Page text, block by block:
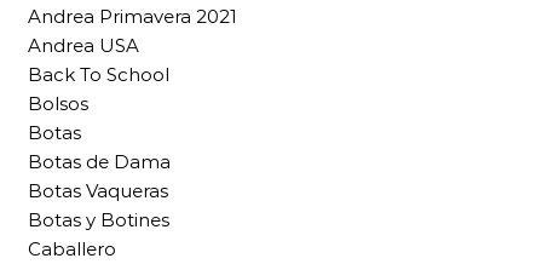
Andrea Primavera 2021
Andrea USA
Back To School
Bolsos
Botas
Botas de Dama
Botas Vaqueras
Botas y Botines
Caballero